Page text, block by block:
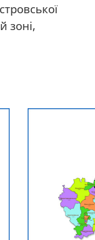
зоні,